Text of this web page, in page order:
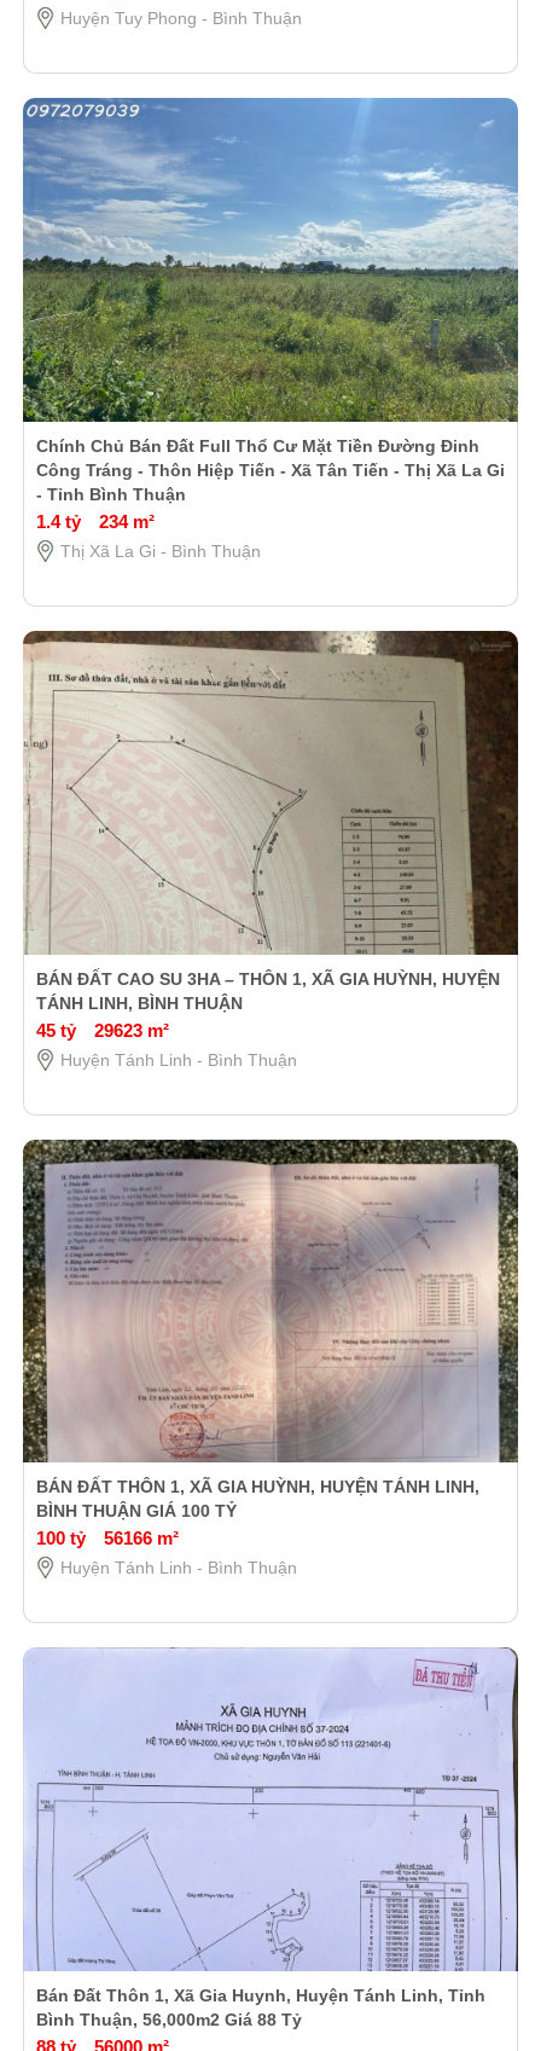
Huyện Tuy Phong - Bình Thuận
Chính Chủ Bán Đất Full Thổ Cư Mặt Tiền Đường Đinh
Công Tráng - Thôn Hiệp Tiến - Xã Tân Tiến - Thị Xã La Gi
- Tỉnh Bình Thuận
1.4 tỷ 234 m²
Thị Xã La Gi - Bình Thuận
BÁN ĐẤT CAO SU 3HA – THÔN 1, XÃ GIA HUỲNH, HUYỆN
TÁNH LINH, BÌNH THUẬN
45 tỷ 29623 m²
Huyện Tánh Linh - Bình Thuận
BÁN ĐẤT THÔN 1, XÃ GIA HUỲNH, HUYỆN TÁNH LINH,
BÌNH THUẬN GIÁ 100 TỶ
100 tỷ 56166 m²
Huyện Tánh Linh - Bình Thuận
Bán Đất Thôn 1, Xã Gia Huynh, Huyện Tánh Linh, Tỉnh
Bình Thuận, 56,000m2 Giá 88 Tỷ